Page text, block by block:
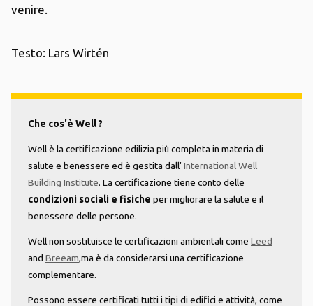
venire.
Testo: Lars Wirtén
Che cos'è Well ?
Well è la certificazione edilizia più completa in materia di
salute e benessere ed è gestita dall' International Well
Building Institute. La certificazione tiene conto delle
condizioni sociali e fisiche per migliorare la salute e il
benessere delle persone.
Well non sostituisce le certificazioni ambientali come Leed
and Breeam,ma è da considerarsi una certificazione
complementare.
Possono essere certificati tutti i tipi di edifici e attività, come